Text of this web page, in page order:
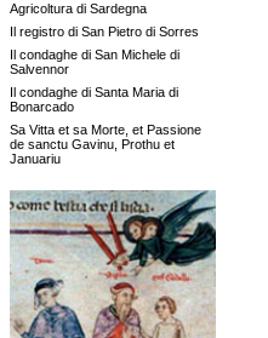
Agricoltura di Sardegna
Il registro di San Pietro di Sorres
Il condaghe di San Michele di
Salvennor
Il condaghe di Santa Maria di
Bonarcado
Sa Vitta et sa Morte, et Passione
de sanctu Gavinu, Prothu et
Januariu